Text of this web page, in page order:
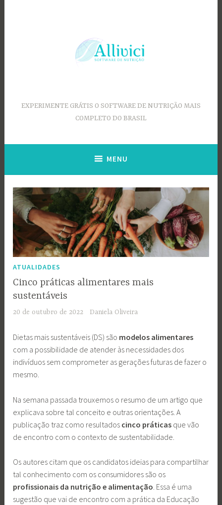
EXPERIMENTE GRÁTIS O SOFTWARE DE NUTRIÇÃO MAIS
COMPLETO DO BRASIL
MENU
ATUALIDADES
Cinco práticas alimentares mais
sustentáveis
20 de outubro de 2022 Daniela Oliveira
Dietas mais sustentáveis (DS) são modelos alimentares
com a possibilidade de atender às necessidades dos
indivíduos sem comprometer as gerações futuras de fazer o
mesmo.
Na semana passada trouxemos o resumo de um artigo que
explicava sobre tal conceito e outras orientações. A
publicação traz como resultados cinco práticas que vão
de encontro com o contexto de sustentabilidade.
Os autores citam que os candidatos ideias para compartilhar
tal conhecimento com os consumidores são os
profissionais da nutrição e alimentação. Essa é uma
sugestão que vai de encontro com a prática da Educação